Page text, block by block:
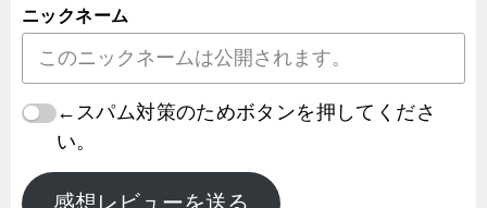
ニックネーム
←スパム対策のためボタンを押してくださ
い。
感想レビューを送る